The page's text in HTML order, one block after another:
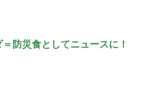
防災食としてニュースに！